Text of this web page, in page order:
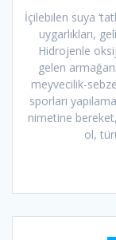
İçilebilen suya
uygarlıkları,
Hidrojenle
gelen
meyvecilik-
sporları
nimetine bereket,
ol,